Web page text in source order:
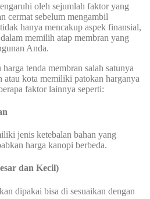
oleh sejumlah faktor yang
cermat sebelum mengambil
hanya mencakup aspek finansial,
memilih atap membran yang
Anda.
tenda membran salah satunya
atau kota memiliki patokan harganya
faktor lainnya seperti:
jenis ketebalan bahan yang
harga kanopi berbeda.
dan Kecil)
dipakai bisa di sesuaikan dengan